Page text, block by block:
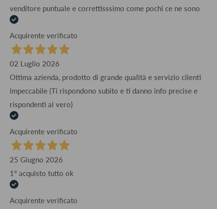
venditore puntuale e correttisssimo come pochi ce ne sono
Acquirente verificato
02 Luglio 2026
Ottima azienda, prodotto di grande qualità e servizio clienti
impeccabile (Ti rispondono subito e ti danno info precise e
rispondenti al vero)
Acquirente verificato
25 Giugno 2026
1° acquisto tutto ok
Acquirente verificato